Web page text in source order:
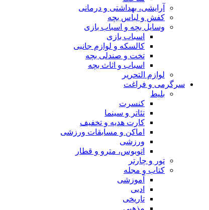
آرایشی، بهداشتی و درمانی
کفش و لباس بچه
وسایل بچه و اسباب بازی
اسباب بازی
کالسکه و لوازم جانبی
تخت و صندلی بچه
اسباب و اثاث بچه
لوازم التحریر
سرگرمی و فراغت
بلیط
کنسرت
تئاتر و سینما
کارت هدیه و تخفیف
اماکن و مسابقات ورزشی
ورزشی
اتوبوس، مترو و قطار
تور و چارتر
کتاب و مجله
آموزشی
ادبی
تاریخی